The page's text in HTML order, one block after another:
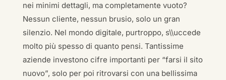
nei minimi dettagli, ma completamente vuoto?
Nessun cliente, nessun brusio, solo un gran
silenzio. Nel mondo digitale, purtroppo, s\\uccede
molto più spesso di quanto pensi. Tantissime
aziende investono cifre importanti per “farsi il sito
nuovo”, solo per poi ritrovarsi con una bellissima